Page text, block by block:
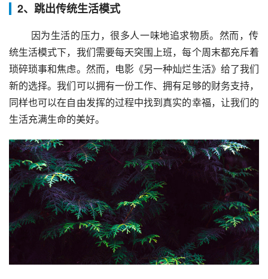
2、跳出传统生活模式
统生活模式下，我们需要每天突围上班，每个周末都充斥着
琐碎琐事和焦虑。然而，电影《另一种灿烂生活》给了我们
新的选择。我们可以拥有一份工作、拥有足够的财务支持，
同样也可以在自由发挥的过程中找到真实的幸福，让我们的
生活充满生命的美好。